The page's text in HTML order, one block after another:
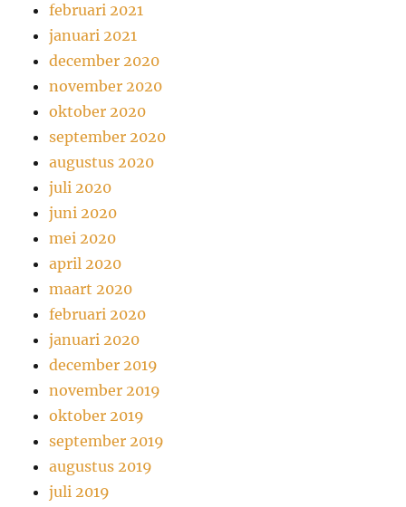
februari 2021
januari 2021
december 2020
november 2020
oktober 2020
september 2020
augustus 2020
juli 2020
juni 2020
mei 2020
april 2020
maart 2020
februari 2020
januari 2020
december 2019
november 2019
oktober 2019
september 2019
augustus 2019
juli 2019